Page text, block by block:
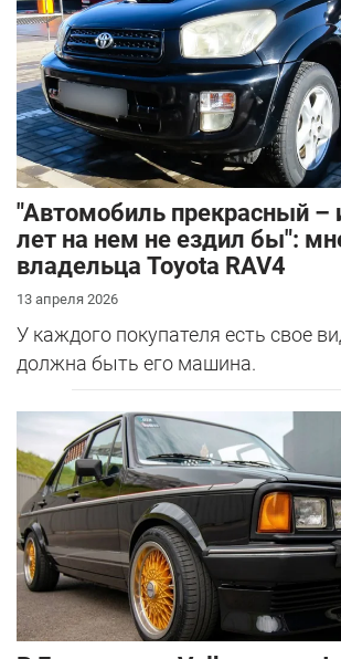
"Автомобиль прекрасный –
лет на нем не ездил бы":
владельца Toyota RAV4
13 апреля 2026
У каждого покупателя есть свое
должна быть его машина.